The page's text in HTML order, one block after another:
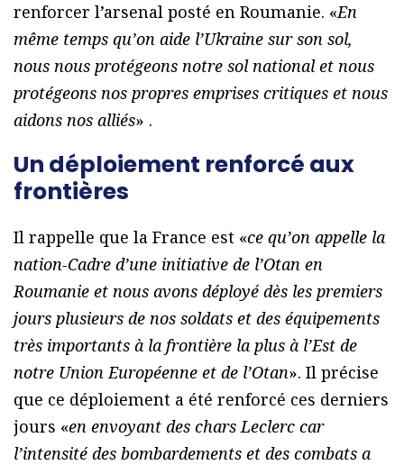
renforcer l’arsenal posté en Roumanie. «En
même temps qu’on aide l’Ukraine sur son sol,
nous nous protégeons notre sol national et nous
protégeons nos propres emprises critiques et nous
aidons nos alliés» .
Un déploiement renforcé aux
frontières
Il rappelle que la France est «ce qu’on appelle la
nation-Cadre d’une initiative de l’Otan en
Roumanie et nous avons déployé dès les premiers
jours plusieurs de nos soldats et des équipements
très importants à la frontière la plus à l’Est de
notre Union Européenne et de l’Otan». Il précise
que ce déploiement a été renforcé ces derniers
jours «en envoyant des chars Leclerc car
l’intensité des bombardements et des combats a